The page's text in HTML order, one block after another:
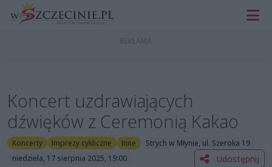
Koncert uzdrawiających
dźwięków z Ceremonią Kakao
Koncerty Imprezy cykliczne Inne
Strych w Młynie, ul. Szeroka 19
niedziela, 17 sierpnia 2025, 19:00
Udostępnij